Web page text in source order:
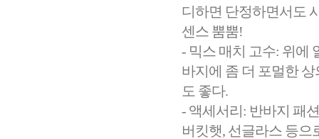
디하면 단정하면서도
센스 뿜뿜!
- 믹스 매치 고수: 위에
바지에 좀 더 포멀한
도 좋다.
- 액세서리: 반바지 패
버킷햇, 선글라스 등으